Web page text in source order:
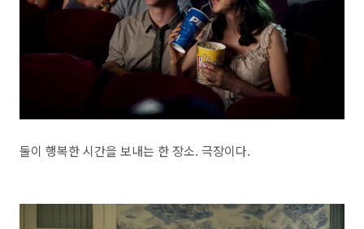
둘이 행복한 시간을 보내는 한 장소. 극장이다.